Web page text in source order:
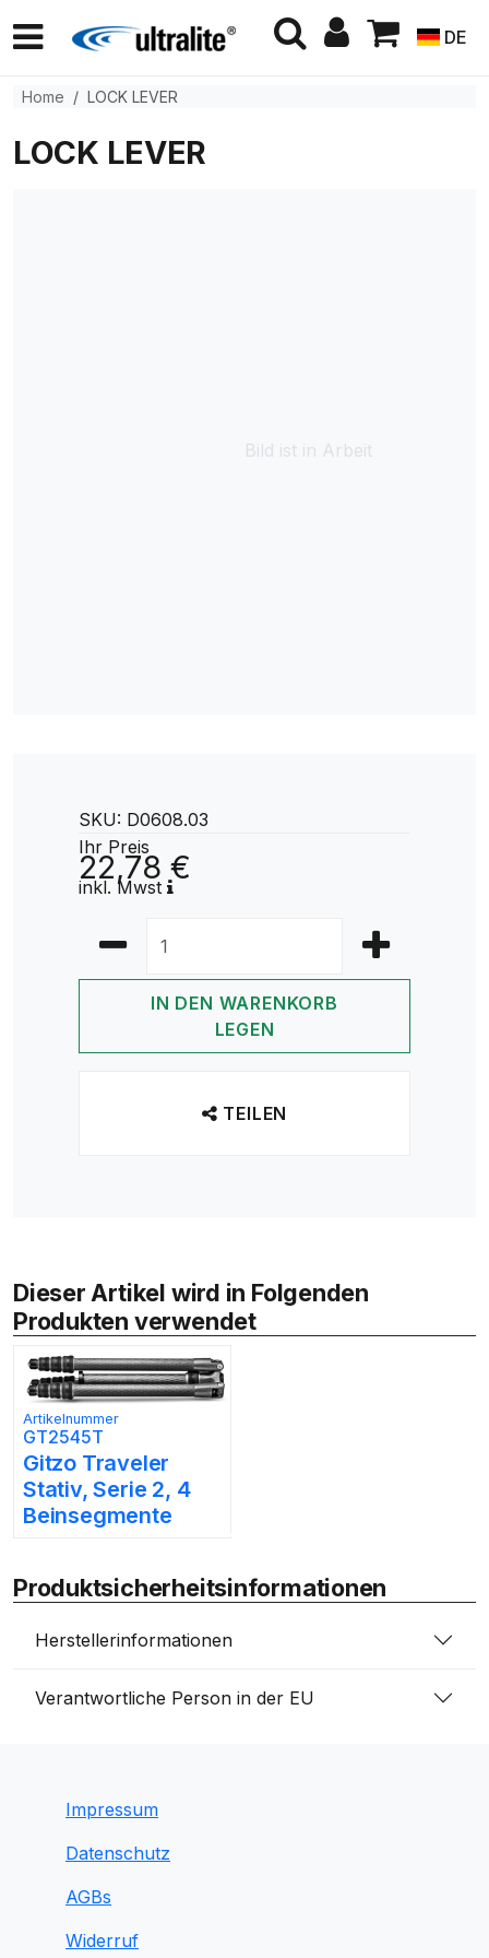
DE
Home LOCK LEVER
LOCK LEVER
Bild ist in Arbeit
SKU: D0608.03
Ihr Preis
22,78 €
inkl. Mwst
IN DEN WARENKORB
LEGEN
TEILEN
Dieser Artikel wird in Folgenden
Produkten verwendet
Artikelnummer
GT2545T
Gitzo Traveler
Stativ, Serie 2, 4
Beinsegmente
Produktsicherheitsinformationen
Herstellerinformationen
Verantwortliche Person in der EU
Impressum
Datenschutz
AGBs
Widerruf